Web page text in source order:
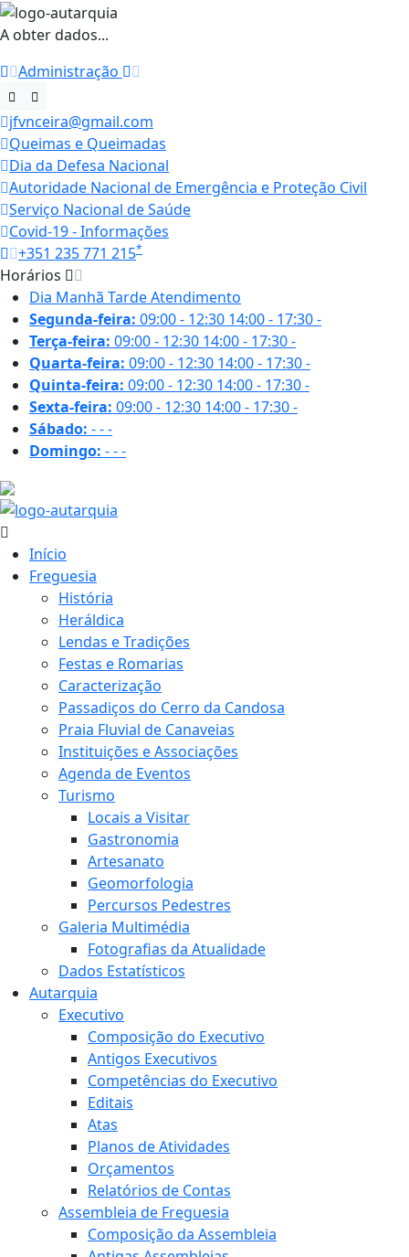
A obter dados...
Administração
jfvnceira@gmail.com
Queimas e Queimadas
Dia da Defesa Nacional
Autoridade Nacional de Emergência e Proteção Civil
Serviço Nacional de Saúde
Covid-19 - Informações
+351 235 771 215*
Horários
Dia Manhã TardeAtendimento
Segunda-feira: 09:00 - 12:30 14:00 - 17:30-
Terça-feira: 09:00 - 12:30 14:00 - 17:30-
Quarta-feira: 09:00 - 12:30 14:00 - 17:30-
Quinta-feira: 09:00 - 12:30 14:00 - 17:30-
Sexta-feira: 09:00 - 12:30 14:00 - 17:30-
Sábado: ---
Domingo: ---
Início
Freguesia
História
Heráldica
Lendas e Tradições
Festas e Romarias
Caracterização
Passadiços do Cerro da Candosa
Praia Fluvial de Canaveias
Instituições e Associações
Agenda de Eventos
Turismo
Locais a Visitar
Gastronomia
Artesanato
Geomorfologia
Percursos Pedestres
Galeria Multimédia
Fotografias da Atualidade
Dados Estatísticos
Autarquia
Executivo
Composição do Executivo
Antigos Executivos
Competências do Executivo
Editais
Atas
Planos de Atividades
Orçamentos
Relatórios de Contas
Assembleia de Freguesia
Composição da Assembleia